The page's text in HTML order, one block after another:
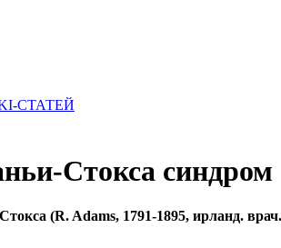
СТАТЕЙ
Стокса синдром
(R. Adams, 1791-1895, ирланд.